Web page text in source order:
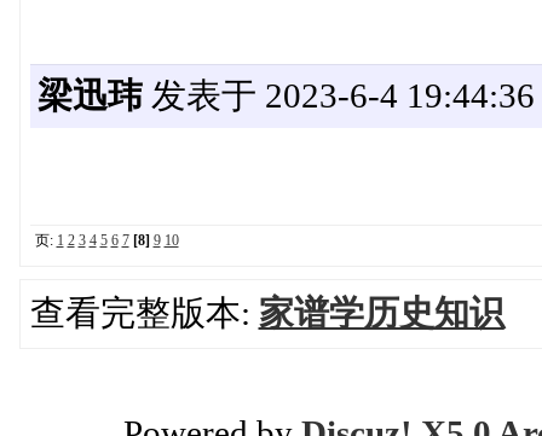
梁迅玮发表于 2023-6-4 19:44:36
页: 1 2 3 4 5 6 7 [8] 9 10
查看完整版本: 家谱学历史知识